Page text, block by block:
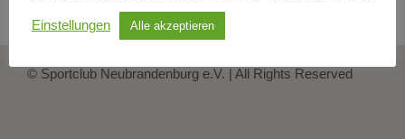
© Sportclub Neubrandenburg e.V. | All Rights Reserved
Einstellungen Alle akzeptieren